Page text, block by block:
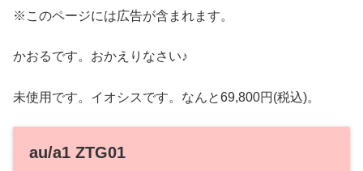
※このページには広告が含まれます。
かおるです。おかえりなさい♪
未使用です。イオシスです。なんと69,800円(税込)。
au/a1 ZTG01